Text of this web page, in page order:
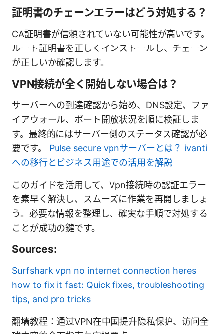
証明書のチェーンエラーはどう対処する？
CA証明書が信頼されていない可能性が高いです。
ルート証明書を正しくインストールし、チェーン
が正しいか確認します。
VPN接続が全く開始しない場合は？
サーバーへの到達確認から始め、DNS設定、ファ
イアウォール、ポート開放状況を順に検証しま
す。最終的にはサーバー側のステータス確認が必
要です。 Pulse secure vpnサーバーとは？ ivanti
への移行とビジネス用途での活用を解説
このガイドを活用して、Vpn接続時の認証エラー
を素早く解決し、スムーズに作業を再開しましょ
う。必要な情報を整理し、確実な手順で対処する
ことが成功の鍵です。
Sources:
Surfshark vpn no internet connection heres
how to fix it fast: Quick fixes, troubleshooting
tips, and pro tricks
翻墙教程：通过VPN在中国提升隐私保护、访问全